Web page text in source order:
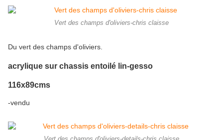
Vert des champs d'oliviers-chris claisse
Du vert des champs d'oliviers.
acrylique sur chassis entoilé lin-gesso
116x89cms
-vendu